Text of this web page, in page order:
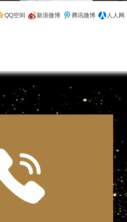
QQ空间 新浪微博 腾讯微博 人人网